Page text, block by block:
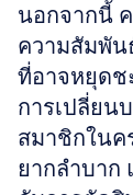
นอกจากนี้
ความสัมพัน
ที่อาจหยุดช
การเปลี่ยน
สมาชิกในค
ยากลำบาก